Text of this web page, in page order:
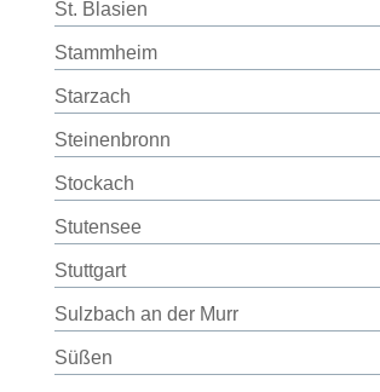
St. Blasien
Stammheim
Starzach
Steinenbronn
Stockach
Stutensee
Stuttgart
Sulzbach an der Murr
Süßen